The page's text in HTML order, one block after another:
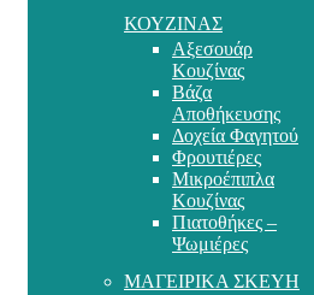
ΚΟΥΖΙΝΑΣ
Αξεσουάρ
Κουζίνας
Βάζα
Αποθήκευσης
Δοχεία Φαγητού
Φρουτιέρες
Μικροέπιπλα
Κουζίνας
Πιατοθήκες –
Ψωμιέρες
ΜΑΓΕΙΡΙΚΑ ΣΚΕΥΗ